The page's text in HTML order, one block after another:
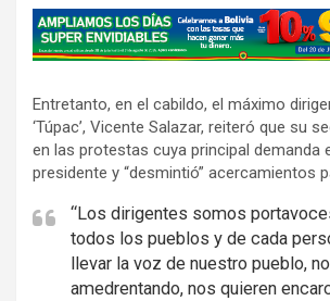
A
d
e
r
t
s
Entretanto, en el cabildo, el máximo
‘Túpac’, Vicente Salazar, reiteró que su
en las protestas cuya principal demanda
presidente y “desmintió” acercamientos
“Los dirigentes somos
todos los pueblos y de cada
llevar la voz de nuestro pueblo,
amedrentando, nos quieren